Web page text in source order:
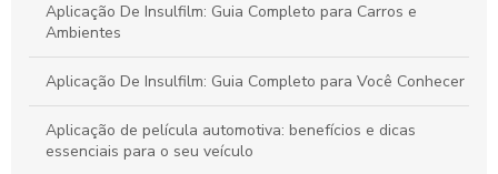
Aplicação De Insulfilm: Guia Completo para Carros e
Ambientes
Aplicação De Insulfilm: Guia Completo para Você Conhecer
Aplicação de película automotiva: benefícios e dicas
essenciais para o seu veículo